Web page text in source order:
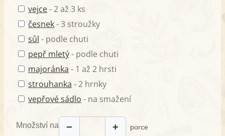
vejce- 2 až 3 ks
česnek- 3 stroužky
sůl - podle chuti
pepř mletý- podle chuti
majoránka - 1 až 2 hrsti
strouhanka - 2 hrnky
vepřové sádlo - na smažení
Množství na − + porce